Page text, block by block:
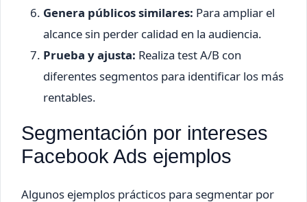
Genera públicos similares: Para ampliar el
alcance sin perder calidad en la audiencia.
Prueba y ajusta: Realiza test A/B con
diferentes segmentos para identificar los más
rentables.
Segmentación por intereses
Facebook Ads ejemplos
Algunos ejemplos prácticos para segmentar por